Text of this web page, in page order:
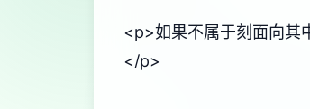
<p>如果不属于刻面向其
</p>